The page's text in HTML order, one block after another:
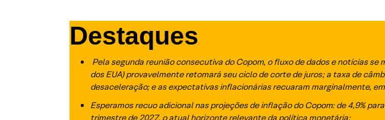
Destaques
Pela segunda reunião consecutiva do Copom, o fluxo de dados e notícias
dos EUA) provavelmente retomará seu ciclo de corte de juros; a taxa de
desaceleração; e as expectativas inflacionárias recuaram marginalmente,
Esperamos recuo adicional nas projeções de inflação do Copom: de 4,9%